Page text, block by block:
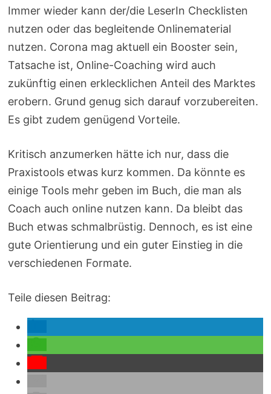
Immer wieder kann der/die LeserIn Checklisten
nutzen oder das begleitende Onlinematerial
nutzen. Corona mag aktuell ein Booster sein,
Tatsache ist, Online-Coaching wird auch
zukünftig einen erklecklichen Anteil des Marktes
erobern. Grund genug sich darauf vorzubereiten.
Es gibt zudem genügend Vorteile.
Kritisch anzumerken hätte ich nur, dass die
Praxistools etwas kurz kommen. Da könnte es
einige Tools mehr geben im Buch, die man als
Coach auch online nutzen kann. Da bleibt das
Buch etwas schmalbrüstig. Dennoch, es ist eine
gute Orientierung und ein guter Einstieg in die
verschiedenen Formate.
Teile diesen Beitrag: